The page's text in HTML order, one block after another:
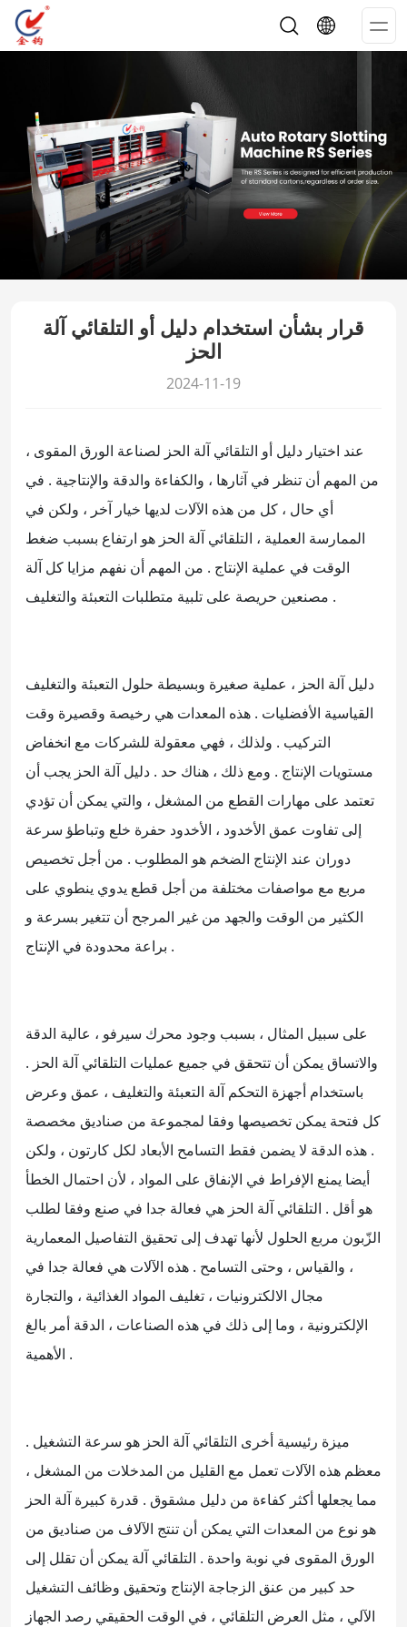
قرار بشأن استخدام دليل أو التلقائي آلة
الحز
2024-11-19
عند اختيار دليل أو التلقائي آلة الحز لصناعة الورق المقوى ،
من المهم أن تنظر في آثارها ، والكفاءة والدقة والإنتاجية . في
أي حال ، كل من هذه الآلات لديها خيار آخر ، ولكن في
الممارسة العملية ، التلقائي آلة الحز هو ارتفاع بسبب ضغط
الوقت في عملية الإنتاج . من المهم أن نفهم مزايا كل آلة
مصنعين حريصة على تلبية متطلبات التعبئة والتغليف .
دليل آلة الحز ، عملية صغيرة وبسيطة حلول التعبئة والتغليف
القياسية الأفضليات . هذه المعدات هي رخيصة وقصيرة وقت
التركيب . ولذلك ، فهي معقولة للشركات مع انخفاض
مستويات الإنتاج . ومع ذلك ، هناك حد . دليل آلة الحز يجب أن
تعتمد على مهارات القطع من المشغل ، والتي يمكن أن تؤدي
إلى تفاوت عمق الأخدود ، الأخدود حفرة خلع وتباطؤ سرعة
دوران عند الإنتاج الضخم هو المطلوب . من أجل تخصيص
مربع مع مواصفات مختلفة من أجل قطع يدوي ينطوي على
الكثير من الوقت والجهد من غير المرجح أن تتغير بسرعة و
براعة محدودة في الإنتاج .
على سبيل المثال ، بسبب وجود محرك سيرفو ، عالية الدقة
والاتساق يمكن أن تتحقق في جميع عمليات التلقائي آلة الحز .
باستخدام أجهزة التحكم آلة التعبئة والتغليف ، عمق وعرض
كل فتحة يمكن تخصيصها وفقا لمجموعة من صناديق مخصصة
. هذه الدقة لا يضمن فقط التسامح الأبعاد لكل كارتون ، ولكن
أيضا يمنع الإفراط في الإنفاق على المواد ، لأن احتمال الخطأ
هو أقل . التلقائي آلة الحز هي فعالة جدا في صنع وفقا لطلب
الزّبون مربع الحلول لأنها تهدف إلى تحقيق التفاصيل المعمارية
، والقياس ، وحتى التسامح . هذه الآلات هي فعالة جدا في
مجال الالكترونيات ، تغليف المواد الغذائية ، والتجارة
الإلكترونية ، وما إلى ذلك في هذه الصناعات ، الدقة أمر بالغ
الأهمية .
ميزة رئيسية أخرى التلقائي آلة الحز هو سرعة التشغيل .
معظم هذه الآلات تعمل مع القليل من المدخلات من المشغل ،
مما يجعلها أكثر كفاءة من دليل مشقوق . قدرة كبيرة آلة الحز
هو نوع من المعدات التي يمكن أن تنتج الآلاف من صناديق من
الورق المقوى في نوبة واحدة . التلقائي آلة يمكن أن تقلل إلى
حد كبير من عنق الزجاجة الإنتاج وتحقيق وظائف التشغيل
الآلي ، مثل العرض التلقائي ، في الوقت الحقيقي رصد الجهاز